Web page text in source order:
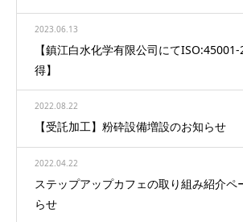
2023.06.13
【鎮江白水化学有限公司にて
得】
2022.08.22
【受託加工】粉砕設備増設のお知らせ
2022.04.22
ステップアップカフェの取り組み紹介ペ
らせ